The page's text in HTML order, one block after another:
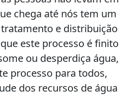
chega até nós tem um
e distribuição
este processo é finito
ou desperdiça água,
processo para todos,
dos recursos de água